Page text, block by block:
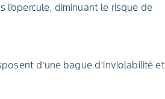
l’opercule, diminuant le risque de
d’une bague d’inviolabilité et